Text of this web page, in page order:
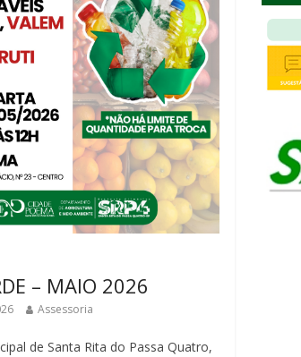
– MAIO 2026
Assessoria
de Santa Rita do Passa Quatro,